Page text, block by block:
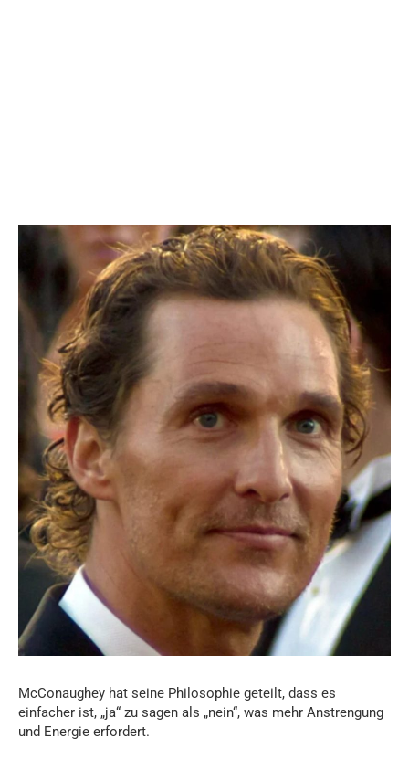
McConaughey hat seine Philosophie geteilt, dass es
einfacher ist, „ja“ zu sagen als „nein“, was mehr Anstrengung
und Energie erfordert.